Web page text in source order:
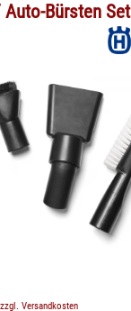
Bürsten Set
zzgl. Versandkosten